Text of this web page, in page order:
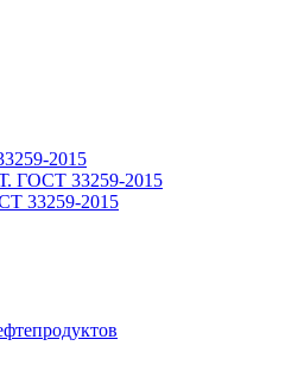
2015
ГОСТ 33259-2015
33259-2015